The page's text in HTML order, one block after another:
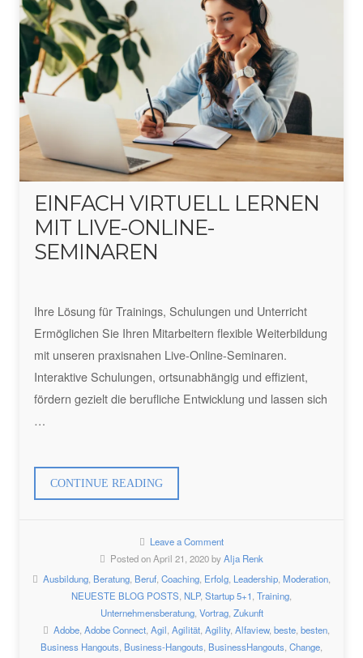
EINFACH VIRTUELL LERNEN
MIT LIVE-ONLINE-
SEMINAREN
Ihre Lösung für Trainings, Schulungen und Unterricht
Ermöglichen Sie Ihren Mitarbeitern flexible Weiterbildung
mit unseren praxisnahen Live-Online-Seminaren.
Interaktive Schulungen, ortsunabhängig und effizient,
fördern gezielt die berufliche Entwicklung und lassen sich
…
CONTINUE READING„EINFACH
VIRTUELL
MIT
LIVE-
ONLINE-
SEMINAREN“
Leave a Comment
Posted on April 21, 2020 byAlja Renk
Ausbildung, Beratung, Beruf, Coaching, Erfolg, Leadership, Moderation,
NEUESTE BLOG POSTS, NLP, Startup 5+1, Training,
Unternehmensberatung, Vortrag, Zukunft
Adobe, Adobe Connect, Agil, Agilität, Agility, Alfaview, beste, besten,
Business Hangouts, Business-Hangouts, BusinessHangouts, Change,